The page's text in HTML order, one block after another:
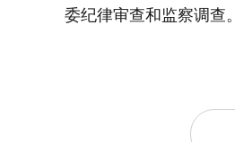
委纪律审查和监察调查。